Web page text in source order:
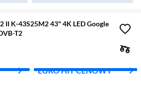
II K-43S25M2 43" 4K LED Google
T2
EURO HIT CENOWY